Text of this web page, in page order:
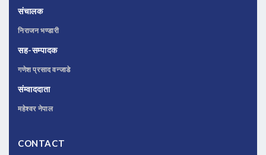
संचालक
निराजन भण्डारी
सह-सम्पादक
गणेश प्रसाद वन्जाडे
संम्वाददाता
महेश्वर नेपाल
CONTACT